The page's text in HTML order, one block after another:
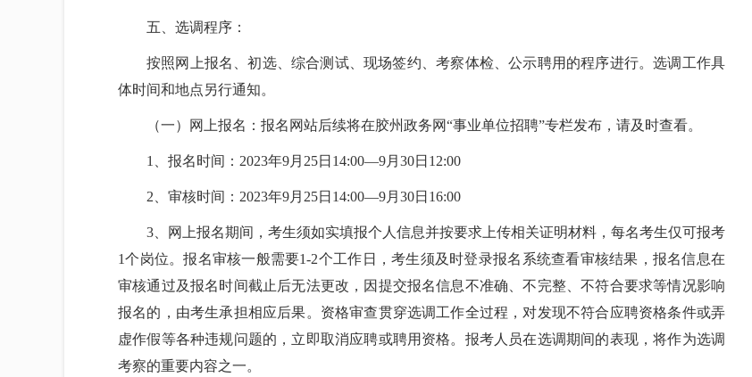
五、选调程序：
按照网上报名、初选、综合测试、现场签约、考察体检、公示聘用的程序进行。选调工作具
体时间和地点另行通知。
（一）网上报名：报名网站后续将在胶州政务网“事业单位招聘”专栏发布，请及时查看。
1、报名时间：2023年9月25日14:00—9月30日12:00
2、审核时间：2023年9月25日14:00—9月30日16:00
3、网上报名期间，考生须如实填报个人信息并按要求上传相关证明材料，每名考生仅可报考
1个岗位。报名审核一般需要1-2个工作日，考生须及时登录报名系统查看审核结果，报名信息在
审核通过及报名时间截止后无法更改，因提交报名信息不准确、不完整、不符合要求等情况影响
报名的，由考生承担相应后果。资格审查贯穿选调工作全过程，对发现不符合应聘资格条件或弄
虚作假等各种违规问题的，立即取消应聘或聘用资格。报考人员在选调期间的表现，将作为选调
考察的重要内容之一。